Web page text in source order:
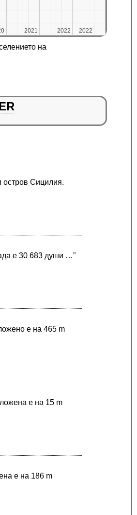
2021
2021 2022
2022 2022
2022
на
остров Сицилия.
е 30 683 души …”
е на 465 m
е на 15 m
е на 186 m